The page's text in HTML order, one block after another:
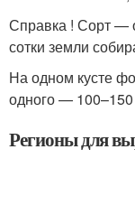
Справка ! Сорт —
сотки земли
На одном кусте
одного —
Регионы для